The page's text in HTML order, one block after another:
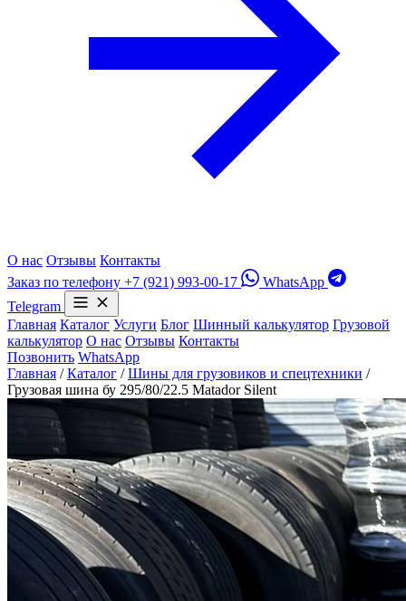
О нас Отзывы Контакты
Заказ по телефону +7 (921) 993-00-17
WhatsApp
Telegram
Главная Каталог Услуги Блог Шинный калькулятор Грузовой
калькулятор О нас Отзывы Контакты
Позвонить WhatsApp
Главная / Каталог / Шины для грузовиков и спецтехники /
Грузовая шина бу 295/80/22.5 Matador Silent